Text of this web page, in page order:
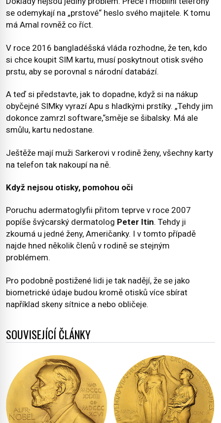
se odemykají na „prstové“ heslo svého majitele. K tomu
má Amal rovněž co říct.
V roce 2016 bangladéšská vláda rozhodne, že ten, kdo
si chce koupit SIM kartu, musí poskytnout otisk svého
prstu, aby se porovnal s národní databází.
A teď si představte, jak to dopadne, když si na nákup
obyčejné SIMky vyrazí Apu s hladkými prstíky. „Tehdy jim
dokonce zamrzl software,“směje se šibalsky. Má ale
smůlu, kartu nedostane.
Ještěže mají muži Sarkerovi v rodině ženy, všechny karty
na telefon tak nakoupí na ně.
Když nejsou otisky, pomohou oči
Poruchu adermatoglyfii přitom teprve v roce 2007
popíše švýcarský dermatolog Peter Itin. Tehdy ji
zkoumá u jedné ženy, Američanky. I v tomto případě
najde hned několik členů v rodině se stejným
problémem.
Pro podobně postižené lidi je tak nadějí, že se jako
biometrické údaje budou kromě otisků více sbírat
například skeny sítnice a nebo obličeje.
SOUVISEJÍCÍ ČLÁNKY